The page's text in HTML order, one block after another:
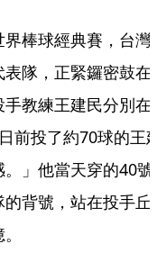
棒球經典賽，台灣
隊，正緊鑼密鼓在
教練王建民分別在
前投了約70球的王
」他當天穿的40號
背號，站在投手丘